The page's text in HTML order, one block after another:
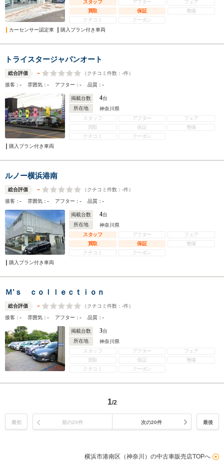
スタッフ
アフター
フェア
買取
保証
整備
クチコミ
クーポン
カーセンサー認定車
購入プラン付き車両
トライスタージャパンオート
総合評価 - （クチコミ件数： -件）
接客：- 雰囲気：- アフター：- 品質：-
掲載台数 4台
所在地
神奈川県
スタッフ
アフター
フェア
買取
保証
整備
クチコミ
クーポン
購入プラン付き車両
ルノー横浜港南
総合評価 - （クチコミ件数： -件）
接客：- 雰囲気：- アフター：- 品質：-
掲載台数 4台
所在地
神奈川県
スタッフ
アフター
フェア
買取
保証
整備
クチコミ
クーポン
購入プラン付き車両
Ｍ’ｓ ｃｏｌｌｅｃｔｉｏｎ
総合評価 - （クチコミ件数： -件）
接客：- 雰囲気：- アフター：- 品質：-
掲載台数 3台
所在地
神奈川県
スタッフ
アフター
フェア
買取
保証
整備
クチコミ
クーポン
1/2
最初 前の20件 次の20件 最後
横浜市港南区（神奈川）の中古車販売店TOPへ